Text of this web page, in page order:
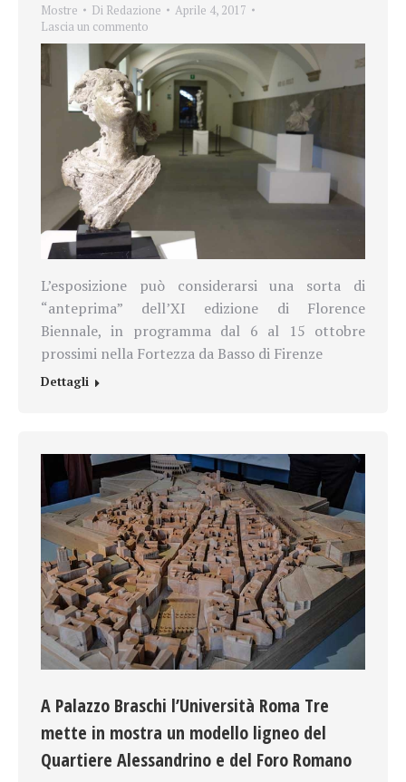
Mostre Di Redazione
Aprile 4, 2017
Lascia un commento
L’esposizione può considerarsi una sorta di
“anteprima” dell’XI edizione di Florence
Biennale, in programma dal 6 al 15 ottobre
prossimi nella Fortezza da Basso di Firenze
Dettagli
A Palazzo Braschi l’Università Roma Tre
mette in mostra un modello ligneo del
Quartiere Alessandrino e del Foro Romano